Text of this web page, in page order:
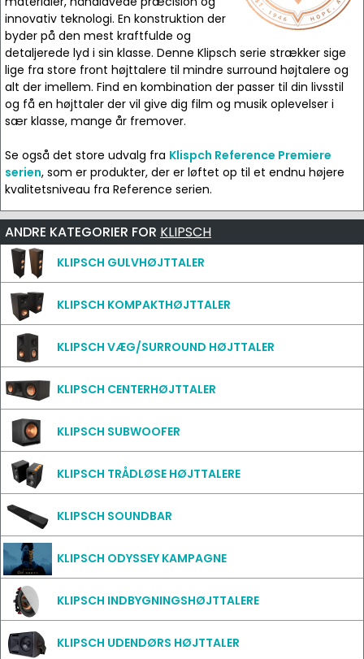
innovativ teknologi. En konstruktion der
byder på den mest kraftfulde og
detaljerede lyd i sin klasse. Denne Klipsch serie strækker sige
lige fra store front højttalere til mindre surround højtalere og
alt der imellem. Find en kombination der passer til din livsstil
og få en højttaler der vil give dig film og musik oplevelser i
sær klasse, mange år fremover.
Se også det store udvalg fra Klispch Reference Premiere
serien, som er produkter, der er løftet op til et endnu højere
kvalitetsniveau fra Reference serien.
ANDRE KATEGORIER FOR KLIPSCH
KLIPSCH GULVHØJTTALER
KLIPSCH KOMPAKTHØJTTALER
KLIPSCH VÆG/SURROUND HØJTTALER
KLIPSCH CENTERHØJTTALER
KLIPSCH SUBWOOFER
KLIPSCH TRÅDLØSE HØJTTALERE
KLIPSCH SOUNDBAR
KLIPSCH ODYSSEY KAMPAGNE
KLIPSCH INDBYGNINGSHØJTTALERE
KLIPSCH UDENDØRS HØJTTALER